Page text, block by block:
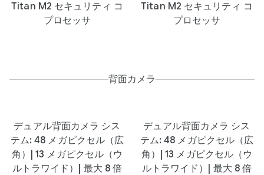
Titan M2 セキュリティ コ
プロセッサ
Titan M2 セキュリティ コ
プロセッサ
背面カメラ
デュアル背面カメラ シス
テム: 48 メガピクセル（広
角）| 13 メガピクセル（ウ
ルトラワイド）| 最大 8 倍
デュアル背面カメラ シス
テム: 48 メガピクセル（広
角）| 13 メガピクセル（ウ
ルトラワイド）| 最大 8 倍